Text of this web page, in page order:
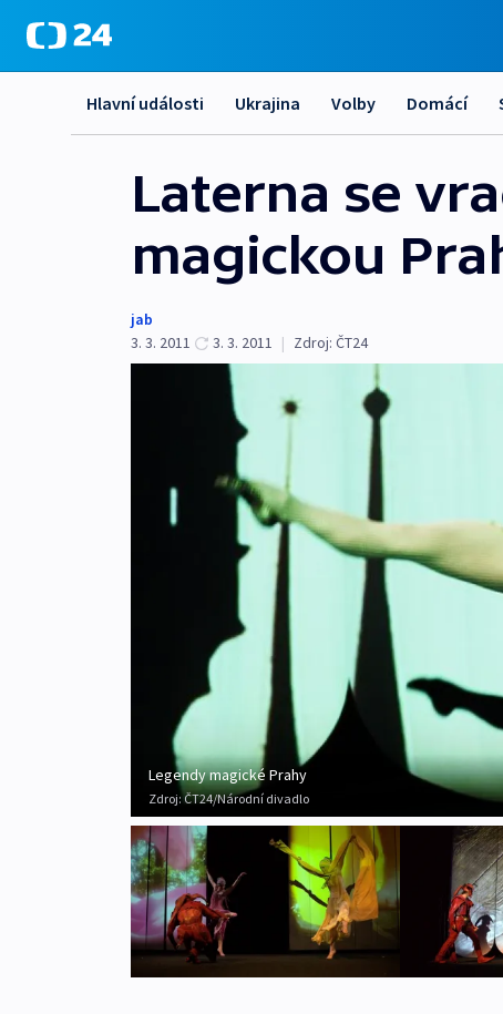
Hlavní události Ukrajina Volby Domácí
Laterna se
magickou
jab
3. 3. 2011
3. 3. 2011 | Zdroj: ČT24
Legendy magické Prahy
Zdroj:ČT24/Národní divadlo